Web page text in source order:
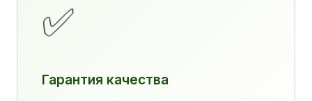
✅
Гарантия качества